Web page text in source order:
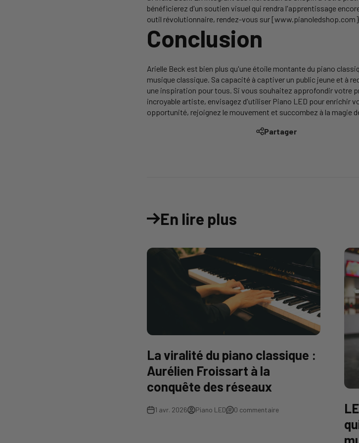
bénéficierez d'un soutien visuel qui rendra l'apprentissage
outil révolutionnaire, rendez-vous sur
Conclusion
Arielle Beck est bien plus qu'une étoile montante du piano
musique classique. Sa capacité à captiver un public jeune et à
une inspiration pour tous. Si vous souhaitez approfondir votre
incroyable artiste, envisagez d'utiliser Piano LED pour enrichir
opportunité, rejoignez le mouvement et succombez à la magie
Partager
En lire plus
La viralité du piano classique :
Aurélien Froissart à la
conquête des réseaux
1 avr. 2026 Piano LED 0 commentaire